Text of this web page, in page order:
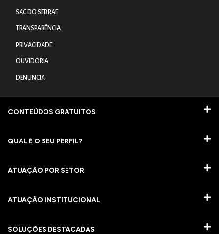
SAC DO SEBRAE
TRANSPARÊNCIA
PRIVACIDADE
OUVIDORIA
DENUNCIA
CONTEÚDOS GRATUITOS
QUAL É O SEU PERFIL?
ATUAÇÃO POR SETOR
ATUAÇÃO INSTITUCIONAL
SOLUÇÕES DESTACADAS